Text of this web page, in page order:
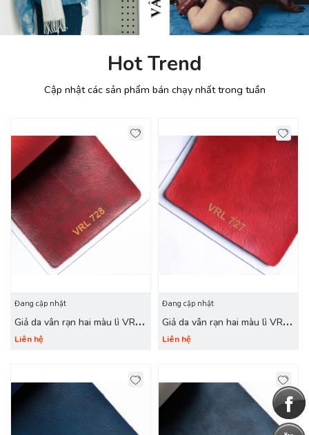
Hot Trend
Cập nhật các sản phẩm bán chạy nhất trong tuần
Đang cập nhật
Giả da vân rạn hai màu lì VRL
728 đỏ đậm
Liên hệ
Đang cập nhật
Giả da vân rạn hai màu lì VRL
727 đỏ tươi
Liên hệ